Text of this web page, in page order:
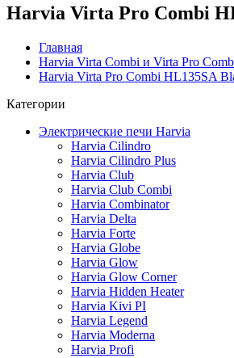
Harvia Virta Pro Combi
Главная
Harvia Virta Combi и Virta Pro
Harvia Virta Pro Combi HL135SA
Категории
Электрические печи Harvia
Harvia Cilindro
Harvia Cilindro Plus
Harvia Club
Harvia Club Combi
Harvia Combinator
Harvia Delta
Harvia Forte
Harvia Globe
Harvia Glow
Harvia Glow Corner
Harvia Hidden Heater
Harvia Kivi PI
Harvia Legend
Harvia Moderna
Harvia Profi